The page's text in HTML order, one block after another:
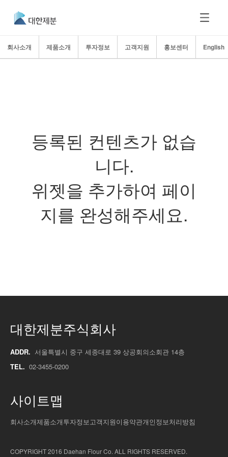
회사소개 제품소개 투자정보 고객지원 홍보센터 English
등록된 컨텐츠가 없습
니다.
위젯을 추가하여 페이
지를 완성해주세요.
대한제분주식회사
ADDR. 서울특별시 중구 세종대로 39 상공회의소회관 14층
TEL. 02-3455-0200
사이트맵
회사소개제품소개투자정보고객지원이용약관개인정보처리방침
COPYRIGHT 2016 Daehan Flour Co. ALL RIGHTS RESERVED.